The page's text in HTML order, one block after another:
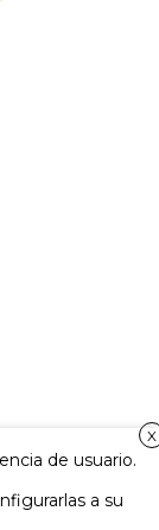
X
de usuario.
a su